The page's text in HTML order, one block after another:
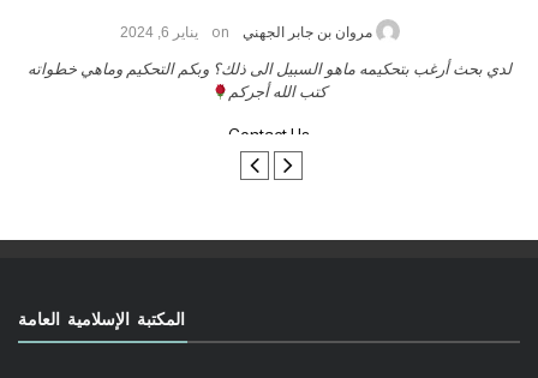
حامد الزريقي on يناير 25, 2026
السلام عليكم ورحمة الله وبركاتة أرغب بنشر كتابي معكم
المكتبة الإسلامية العامة